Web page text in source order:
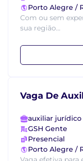
Porto Alegre /
Com ou sem
sua região...
Vaga De
auxiliar jurídico
GSH Gente
Presencial
Porto Alegre /